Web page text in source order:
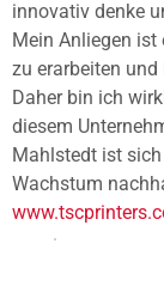
innovativ denke
Mein Anliegen ist
zu erarbeiten und
Daher bin ich
diesem
Mahlstedt ist sich
Wachstum